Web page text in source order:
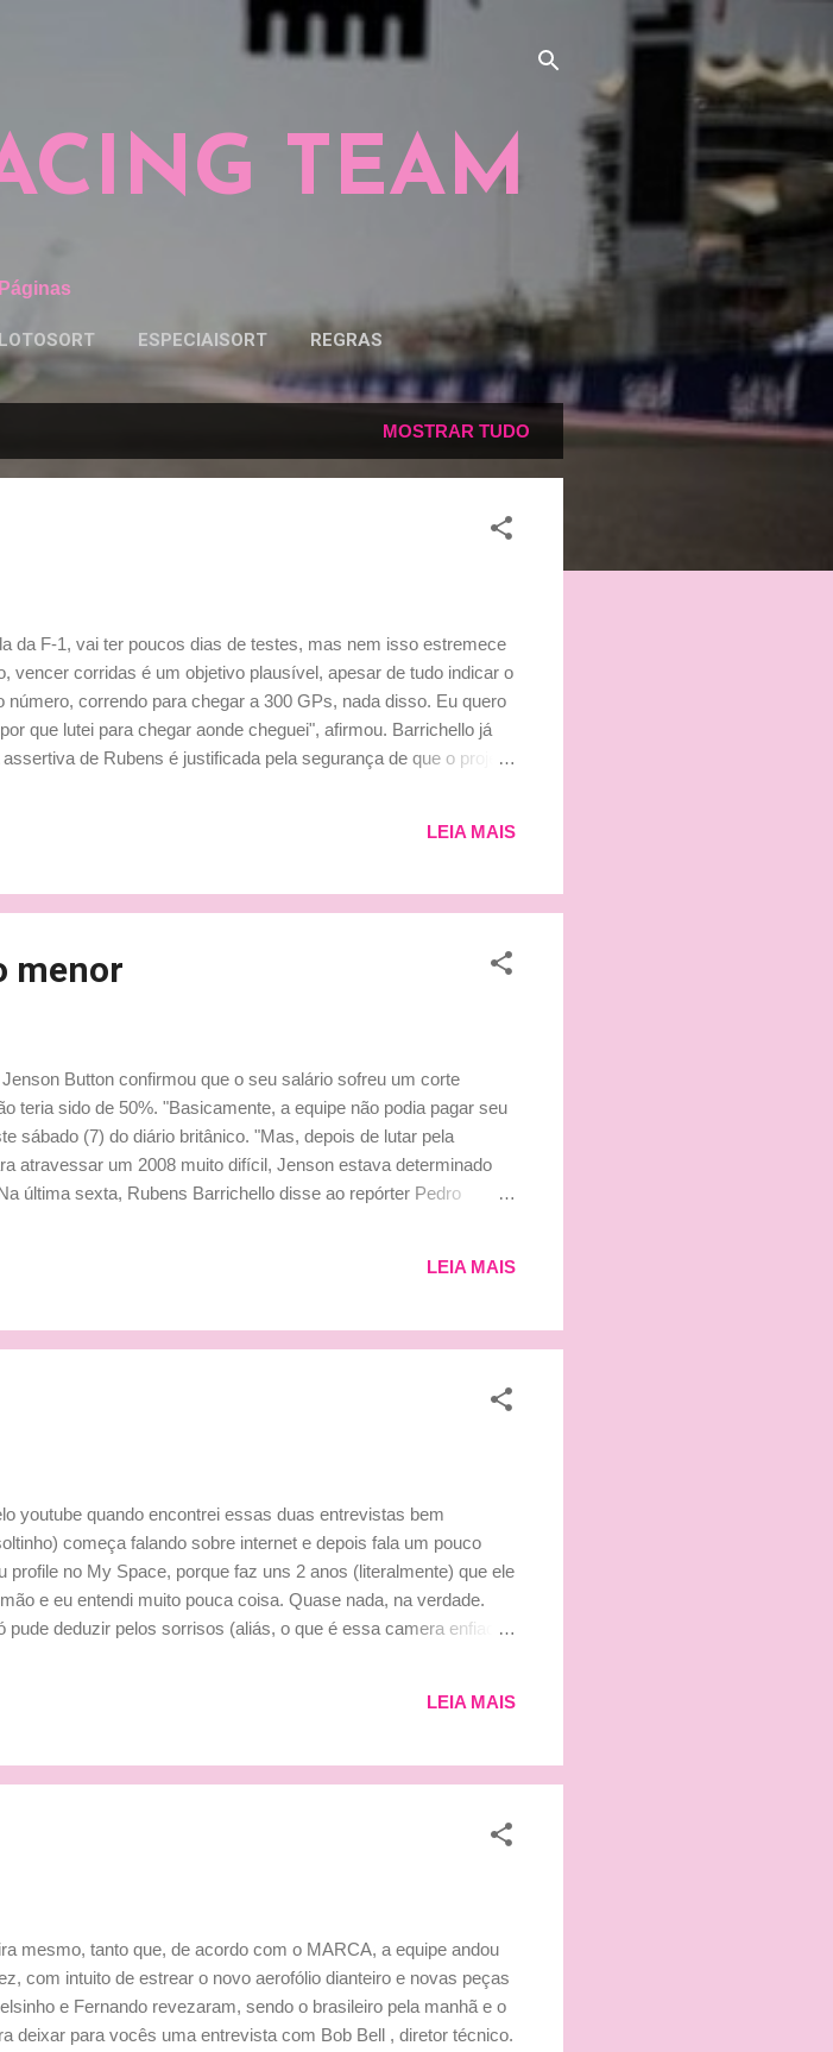
TEAM
Páginas
ESPECIAISORT REGRAS
MOSTRAR TUDO
da F-1, vai ter poucos dias de testes, mas nem isso estremece
vencer corridas é um objetivo plausível, apesar de tudo indicar o
correndo para chegar a 300 GPs, nada disso. Eu quero
que lutei para chegar aonde cheguei", afirmou. Barrichello já
de Rubens é justificada pela segurança de que o projeto
motor que a McLaren, que é uma coisa que me deixa muito
LEIA MAIS
menor
Button confirmou que o seu salário sofreu um corte
teria sido de 50%. "Basicamente, a equipe não podia pagar seu
sábado (7) do diário britânico. "Mas, depois de lutar pela
atravessar um 2008 muito difícil, Jenson estava determinado
última sexta, Rubens Barrichello disse ao repórter Pedro
qualquer coisa que não pilotar aquele carro. Jenson não
LEIA MAIS
youtube quando encontrei essas duas entrevistas bem
começa falando sobre internet e depois fala um pouco
no My Space, porque faz uns 2 anos (literalmente) que ele
e eu entendi muito pouca coisa. Quase nada, na verdade.
deduzir pelos sorrisos (aliás, o que é essa camera enfiada
by Lu
LEIA MAIS
mesmo, tanto que, de acordo com o MARCA, a equipe andou
com intuito de estrear o novo aerofólio dianteiro e novas peças
e Fernando revezaram, sendo o brasileiro pela manhã e o
deixar para vocês uma entrevista com Bob Bell , diretor técnico.